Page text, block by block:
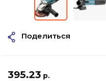
395.23 р.
Поделиться